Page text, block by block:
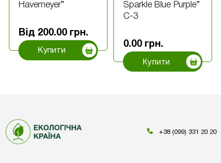
Havemeyer”
Від 200.00 грн.
Купити
Sparkle Blue Purple”
С-3
0.00 грн.
Купити
+38 (099) 331 20 20